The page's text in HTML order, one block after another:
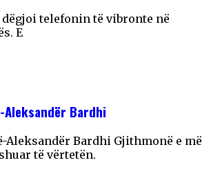
telefonin të vibronte në
E
Aleksandër Bardhi
Aleksandër Bardhi Gjithmonë e më
të vërtetën.